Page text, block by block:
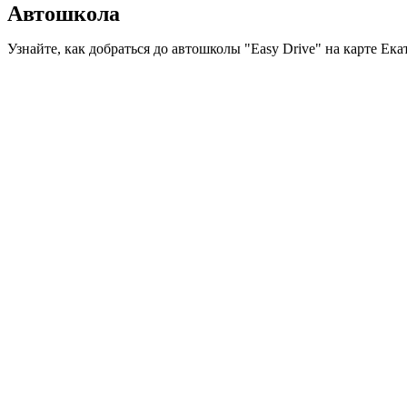
Автошкола
Узнайте, как добраться до автошколы "Easy Drive" на карте